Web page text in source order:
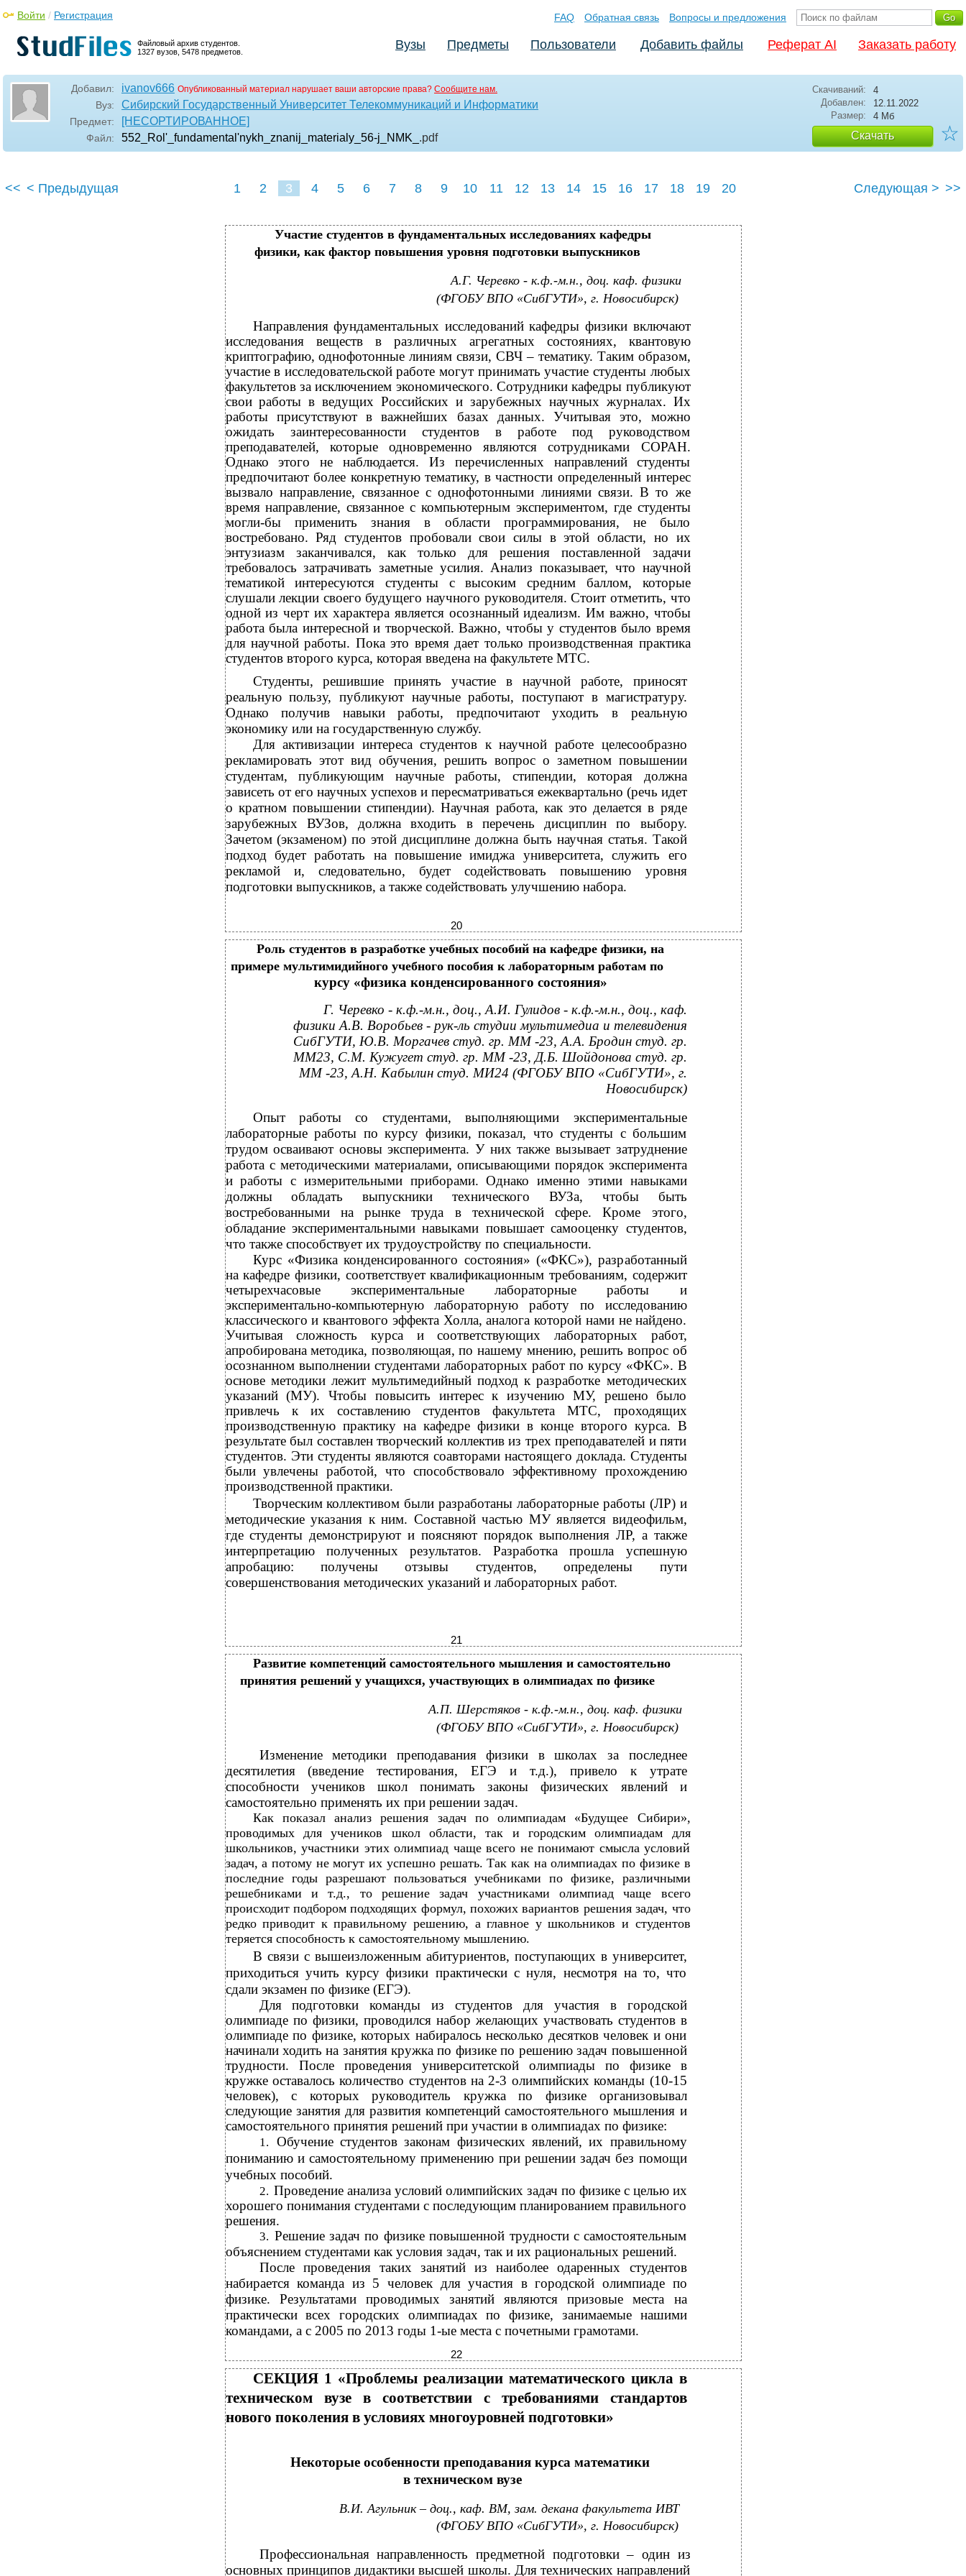
Файловый архив студентов.
1327 вузов, 5478 предметов.
Войти / Регистрация FAQ Обратная связь Вопросы и предложения
Вузы Предметы Пользователи Добавить файлы Реферат AI Заказать работу
Добавил: ivanov666 Опубликованный материал нарушает ваши авторские права? Сообщите нам.
Вуз: Сибирский Государственный Университет Телекоммуникаций и Информатики
Предмет: [НЕСОРТИРОВАННОЕ]
Файл: 552_Rol'_fundamental'nykh_znanij_materialy_56-j_NMK_ .pdf
Скачиваний:
4
Добавлен:
12.11.2022
Размер:
4 Мб
Скачать ☆
<< < Предыдущая 1 2 3 4 5 6 7 8 9 10 11 12 13 14 15 16 17 18 19 20 Следующая > >>
Участие студентов в фундаментальных исследованиях кафедры
физики, как фактор повышения уровня подготовки выпускников
А.Г. Черевко - к.ф.-м.н., доц. каф. физики
(ФГОБУ ВПО «СибГУТИ», г. Новосибирск)
Направления фундаментальных исследований кафедры физики включают
исследования веществ в различных агрегатных состояниях, квантовую
криптографию, однофотонные линиям связи, СВЧ – тематику. Таким образом,
участие в исследовательской работе могут принимать участие студенты любых
факультетов за исключением экономического. Сотрудники кафедры публикуют
свои работы в ведущих Российских и зарубежных научных журналах. Их
работы присутствуют в важнейших базах данных. Учитывая это, можно
ожидать заинтересованности студентов в работе под руководством
преподавателей, которые одновременно являются сотрудниками СОРАН.
Однако этого не наблюдается. Из перечисленных направлений студенты
предпочитают более конкретную тематику, в частности определенный интерес
вызвало направление, связанное с однофотонными линиями связи. В то же
время направление, связанное с компьютерным экспериментом, где студенты
могли-бы применить знания в области программирования, не было
востребовано. Ряд студентов пробовали свои силы в этой области, но их
энтузиазм заканчивался, как только для решения поставленной задачи
требовалось затрачивать заметные усилия. Анализ показывает, что научной
тематикой интересуются студенты с высоким средним баллом, которые
слушали лекции своего будущего научного руководителя. Стоит отметить, что
одной из черт их характера является осознанный идеализм. Им важно, чтобы
работа была интересной и творческой. Важно, чтобы у студентов было время
для научной работы. Пока это время дает только производственная практика
студентов второго курса, которая введена на факультете МТС.
Студенты, решившие принять участие в научной работе, приносят
реальную пользу, публикуют научные работы, поступают в магистратуру.
Однако получив навыки работы, предпочитают уходить в реальную
экономику или на государственную службу.
Для активизации интереса студентов к научной работе целесообразно
рекламировать этот вид обучения, решить вопрос о заметном повышении
студентам, публикующим научные работы, стипендии, которая должна
зависеть от его научных успехов и пересматриваться ежеквартально (речь идет
о кратном повышении стипендии). Научная работа, как это делается в ряде
зарубежных ВУЗов, должна входить в перечень дисциплин по выбору.
Зачетом (экзаменом) по этой дисциплине должна быть научная статья. Такой
подход будет работать на повышение имиджа университета, служить его
рекламой и, следовательно, будет содействовать повышению уровня
подготовки выпускников, а также содействовать улучшению набора.
20
Роль студентов в разработке учебных пособий на кафедре физики, на
примере мультимидийного учебного пособия к лабораторным работам по
курсу «физика конденсированного состояния»
Г. Черевко - к.ф.-м.н., доц., А.И. Гулидов - к.ф.-м.н., доц., каф.
физики А.В. Воробьев - рук-ль студии мультимедиа и телевидения
СибГУТИ, Ю.В. Моргачев студ. гр. ММ -23, А.А. Бродин студ. гр.
ММ23, С.М. Кужугет студ. гр. ММ -23, Д.Б. Шойдонова студ. гр.
ММ -23, А.Н. Кабылин студ. МИ24 (ФГОБУ ВПО «СибГУТИ», г.
Новосибирск)
Опыт работы со студентами, выполняющими экспериментальные
лабораторные работы по курсу физики, показал, что студенты с большим
трудом осваивают основы эксперимента. У них также вызывает затруднение
работа с методическими материалами, описывающими порядок эксперимента
и работы с измерительными приборами. Однако именно этими навыками
должны обладать выпускники технического ВУЗа, чтобы быть
востребованными на рынке труда в технической сфере. Кроме этого,
обладание экспериментальными навыками повышает самооценку студентов,
что также способствует их трудоустройству по специальности.
Курс «Физика конденсированного состояния» («ФКС»), разработанный
на кафедре физики, соответствует квалификационным требованиям, содержит
четырехчасовые экспериментальные лабораторные работы и
экспериментально-компьютерную лабораторную работу по исследованию
классического и квантового эффекта Холла, аналога которой нами не найдено.
Учитывая сложность курса и соответствующих лабораторных работ,
апробирована методика, позволяющая, по нашему мнению, решить вопрос об
осознанном выполнении студентами лабораторных работ по курсу «ФКС». В
основе методики лежит мультимедийный подход к разработке методических
указаний (МУ). Чтобы повысить интерес к изучению МУ, решено было
привлечь к их составлению студентов факультета МТС, проходящих
производственную практику на кафедре физики в конце второго курса. В
результате был составлен творческий коллектив из трех преподавателей и пяти
студентов. Эти студенты являются соавторами настоящего доклада. Студенты
были увлечены работой, что способствовало эффективному прохождению
производственной практики.
Творческим коллективом были разработаны лабораторные работы (ЛР) и
методические указания к ним. Составной частью МУ является видеофильм,
где студенты демонстрируют и поясняют порядок выполнения ЛР, а также
интерпретацию полученных результатов. Разработка прошла успешную
апробацию: получены отзывы студентов, определены пути
совершенствования методических указаний и лабораторных работ.
21
Развитие компетенций самостоятельного мышления и самостоятельно
принятия решений у учащихся, участвующих в олимпиадах по физике
А.П. Шерстяков - к.ф.-м.н., доц. каф. физики
(ФГОБУ ВПО «СибГУТИ», г. Новосибирск)
Изменение методики преподавания физики в школах за последнее
десятилетия (введение тестирования, ЕГЭ и т.д.), привело к утрате
способности учеников школ понимать законы физических явлений и
самостоятельно применять их при решении задач.
Как показал анализ решения задач по олимпиадам «Будущее Сибири»,
проводимых для учеников школ области, так и городским олимпиадам для
школьников, участники этих олимпиад чаще всего не понимают смысла условий
задач, а потому не могут их успешно решать. Так как на олимпиадах по физике в
последние годы разрешают пользоваться учебниками по физике, различными
решебниками и т.д., то решение задач участниками олимпиад чаще всего
происходит подбором подходящих формул, похожих вариантов решения задач, что
редко приводит к правильному решению, а главное у школьников и студентов
теряется способность к самостоятельному мышлению.
В связи с вышеизложенным абитуриентов, поступающих в университет,
приходиться учить курсу физики практически с нуля, несмотря на то, что
сдали экзамен по физике (ЕГЭ).
Для подготовки команды из студентов для участия в городской
олимпиаде по физики, проводился набор желающих участвовать студентов в
олимпиаде по физике, которых набиралось несколько десятков человек и они
начинали ходить на занятия кружка по физике по решению задач повышенной
трудности. После проведения университетской олимпиады по физике в
кружке оставалось количество студентов на 2-3 олимпийских команды (10-15
человек), с которых руководитель кружка по физике организовывал
следующие занятия для развития компетенций самостоятельного мышления и
самостоятельного принятия решений при участии в олимпиадах по физике:
1.
Обучение студентов законам физических явлений, их правильному
пониманию и самостоятельному применению при решении задач без помощи
учебных пособий.
2. Проведение анализа условий олимпийских задач по физике с целью их
хорошего понимания студентами с последующим планированием правильного
решения.
3. Решение задач по физике повышенной трудности с самостоятельным
объяснением студентами как условия задач, так и их рациональных решений.
После проведения таких занятий из наиболее одаренных студентов
набирается команда из 5 человек для участия в городской олимпиаде по
физике. Результатами проводимых занятий являются призовые места на
практически всех городских олимпиадах по физике, занимаемые нашими
командами, а с 2005 по 2013 годы 1-ые места с почетными грамотами.
22
CЕКЦИЯ 1 «Проблемы реализации математического цикла в
техническом вузе в соответствии с требованиями стандартов
нового поколения в условиях многоуровней подготовки»
Некоторые особенности преподавания курса математики
в техническом вузе
В.И. Агульник – доц., каф. ВМ, зам. декана факультета ИВТ
(ФГОБУ ВПО «СибГУТИ», г. Новосибирск)
Профессиональная направленность предметной подготовки – один из
основных принципов дидактики высшей школы. Для технических направлений